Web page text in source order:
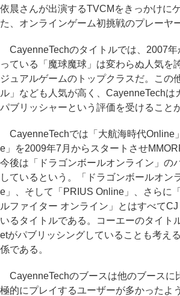
依晨さんが出演するTVCMをきっかけに
た、オンラインゲーム初挑戦のプレーヤ
CayenneTechのタイトルでは、2007年
っている「魔球魔球」は変わらぬ人気を
ジュアルゲームのトップクラスだ。この
ル」なども人気が高く、CayenneTechは
パブリッシャーという評価を受けること
CayenneTechでは「大航海時代Online
e」を2009年7月からスタートさせ
今後は「ドラゴンボールオンライン」の
しているという。「ドラゴンボールオン
e」、そして「PRIUS Online」、さらに
ルファイター オンライン」とはすべて
いるタイトルである。コーエーのタイト
etがパブリッシングしていることも考え
係である。
CayenneTechのブースは他のブースに
極的にプレイするユーザーが多かったよ